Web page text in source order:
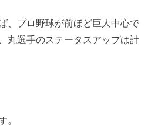
、プロ野球が前ほど巨人中心で
丸選手のステータスアップは計
。